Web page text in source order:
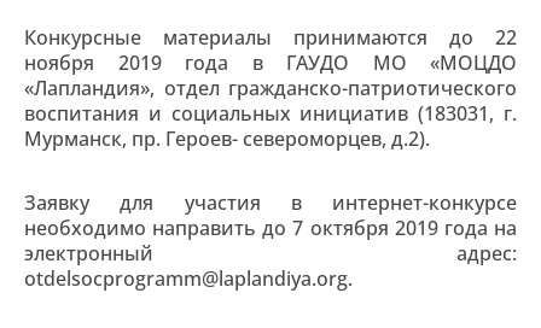
Конкурсные материалы принимаются до 22
ноября 2019 года в ГАУДО МО «МОЦДО
«Лапландия», отдел гражданско-патриотического
воспитания и социальных инициатив (183031, г.
Мурманск, пр. Героев- североморцев, д.2).
Заявку для участия в интернет-конкурсе
необходимо направить до 7 октября 2019 года на
электронный адрес:
otdelsocprogramm@laplandiya.org.